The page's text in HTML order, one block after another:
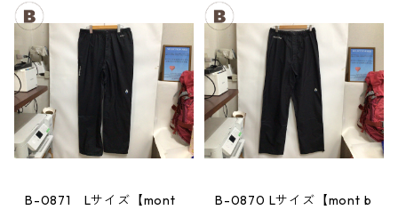
B-0871 Lサイズ【mont
B-0870 Lサイズ【mont b